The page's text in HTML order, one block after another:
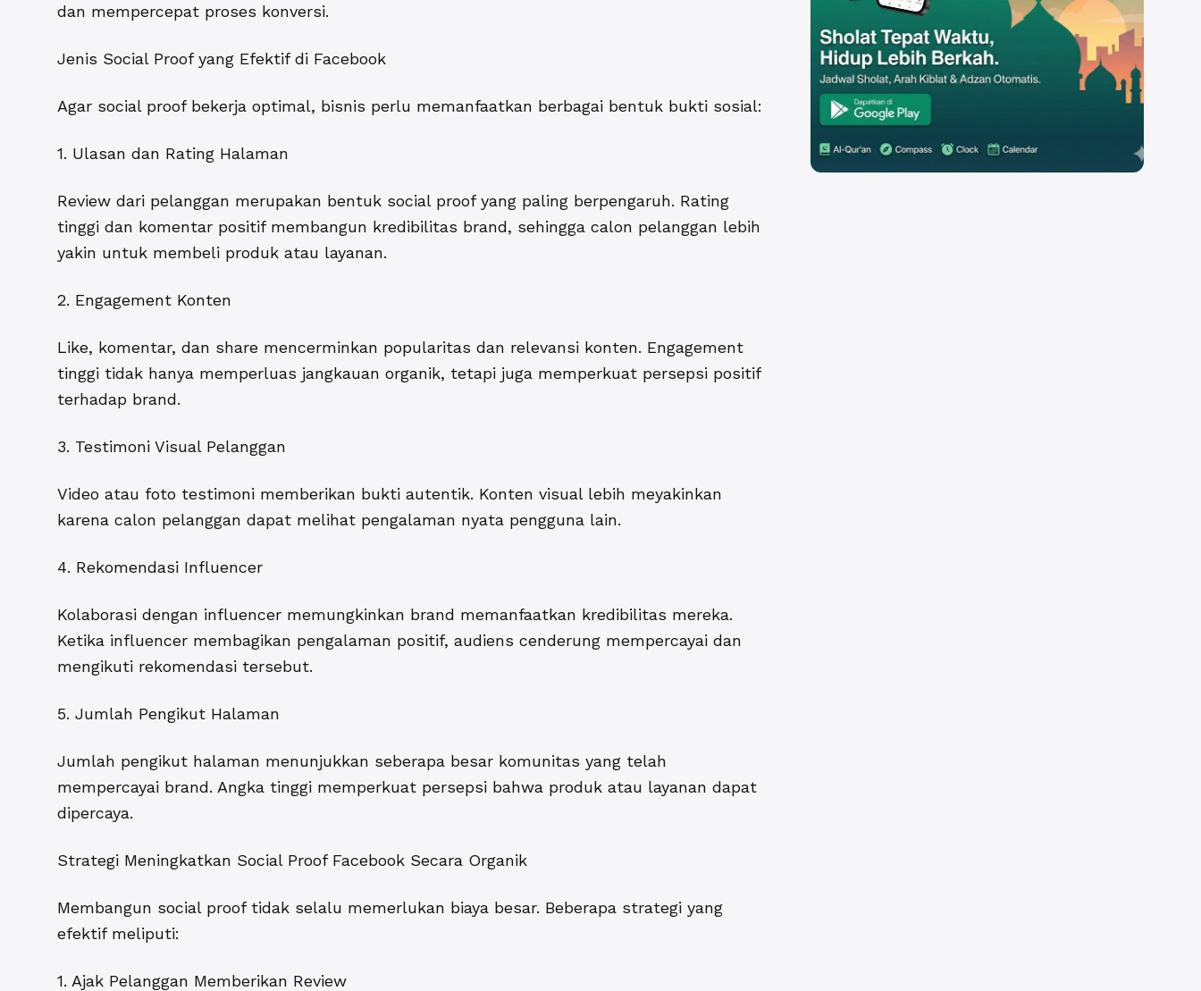
dan mempercepat proses konversi.
Jenis Social Proof yang Efektif di Facebook
Agar social proof bekerja optimal, bisnis perlu memanfaatkan berbagai bentuk bukti sosial:
1. Ulasan dan Rating Halaman
Review dari pelanggan merupakan bentuk social proof yang paling berpengaruh. Rating
tinggi dan komentar positif membangun kredibilitas brand, sehingga calon pelanggan lebih
yakin untuk membeli produk atau layanan.
2. Engagement Konten
Like, komentar, dan share mencerminkan popularitas dan relevansi konten. Engagement
tinggi tidak hanya memperluas jangkauan organik, tetapi juga memperkuat persepsi positif
terhadap brand.
3. Testimoni Visual Pelanggan
Video atau foto testimoni memberikan bukti autentik. Konten visual lebih meyakinkan
karena calon pelanggan dapat melihat pengalaman nyata pengguna lain.
4. Rekomendasi Influencer
Kolaborasi dengan influencer memungkinkan brand memanfaatkan kredibilitas mereka.
Ketika influencer membagikan pengalaman positif, audiens cenderung mempercayai dan
mengikuti rekomendasi tersebut.
5. Jumlah Pengikut Halaman
Jumlah pengikut halaman menunjukkan seberapa besar komunitas yang telah
mempercayai brand. Angka tinggi memperkuat persepsi bahwa produk atau layanan dapat
dipercaya.
Strategi Meningkatkan Social Proof Facebook Secara Organik
Membangun social proof tidak selalu memerlukan biaya besar. Beberapa strategi yang
efektif meliputi:
1. Ajak Pelanggan Memberikan Review